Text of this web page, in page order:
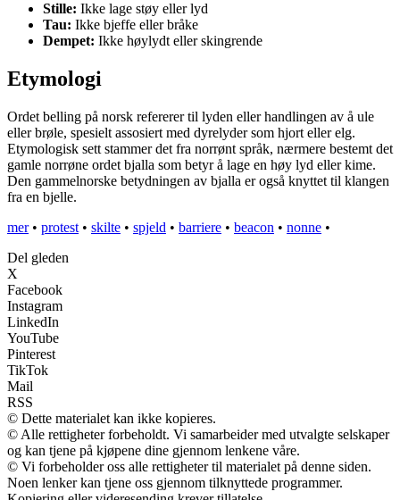
Stille: Ikke lage støy eller lyd
Tau: Ikke bjeffe eller bråke
Dempet: Ikke høylydt eller skingrende
Etymologi
Ordet belling på norsk refererer til lyden eller handlingen av å ule
eller brøle, spesielt assosiert med dyrelyder som hjort eller elg.
Etymologisk sett stammer det fra norrønt språk, nærmere bestemt det
gamle norrøne ordet bjalla som betyr å lage en høy lyd eller kime.
Den gammelnorske betydningen av bjalla er også knyttet til klangen
fra en bjelle.
mer• protest • skilte • spjeld • barriere • beacon • nonne •
Del gleden
X
Facebook
Instagram
LinkedIn
YouTube
Pinterest
TikTok
Mail
RSS
© Dette materialet kan ikke kopieres.
© Alle rettigheter forbeholdt. Vi samarbeider med utvalgte selskaper
og kan tjene på kjøpene dine gjennom lenkene våre.
© Vi forbeholder oss alle rettigheter til materialet på denne siden.
Noen lenker kan tjene oss gjennom tilknyttede programmer.